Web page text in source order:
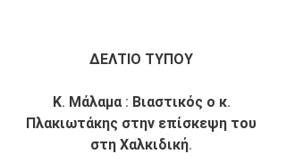
ΔΕΛΤΙΟ ΤΥΠΟΥ
Κ. Μάλαμα : Βιαστικός ο κ.
Πλακιωτάκης στην επίσκεψη του
στη Χαλκιδική.